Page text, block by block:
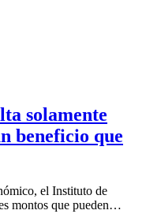
solamente
beneficio que
el Instituto de
montos que pueden…